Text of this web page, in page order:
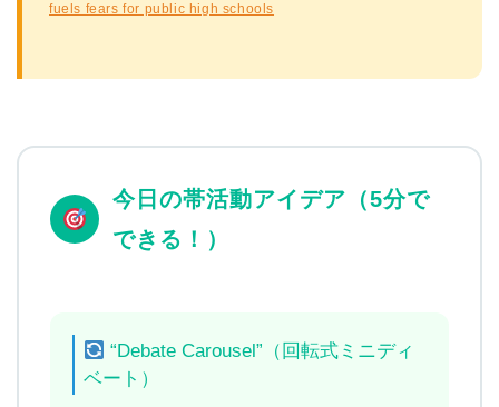
fuels fears for public high schools
今日の帯活動アイデア（5分で
できる！）
“Debate Carousel”（回転式ミニディ
ベート）